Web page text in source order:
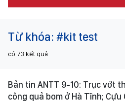
Từ khóa: #kit test
có 73 kết quả
Bản tin ANTT 9-10: Trục vớt
công quả bom ở Hà Tĩnh; Cựu